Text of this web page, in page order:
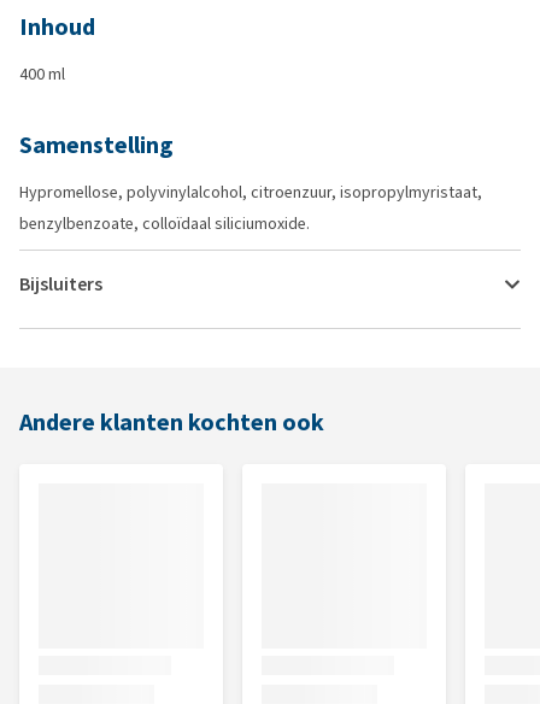
Inhoud
400 ml
Samenstelling
Hypromellose, polyvinylalcohol, citroenzuur, isopropylmyristaat,
benzylbenzoate, colloïdaal siliciumoxide.
Bijsluiters
Andere klanten kochten ook